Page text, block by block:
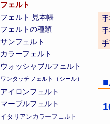
フェルト
フェルト 見本帳
フェルトの種類
サンフェルト
カラーフェルト
ウォッシャブルフェルト
ワンタッチフェルト（シール）
アイロンフェルト
マーブルフェルト
イタリアンカラーフェルト